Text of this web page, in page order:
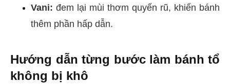
Vani: đem lại mùi thơm quyến rũ, khiến bánh
thêm phần hấp dẫn.
Hướng dẫn từng bước làm bánh tổ
không bị khô